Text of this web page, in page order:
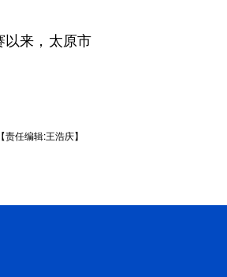
来，太原市
【责任编辑:王浩庆】